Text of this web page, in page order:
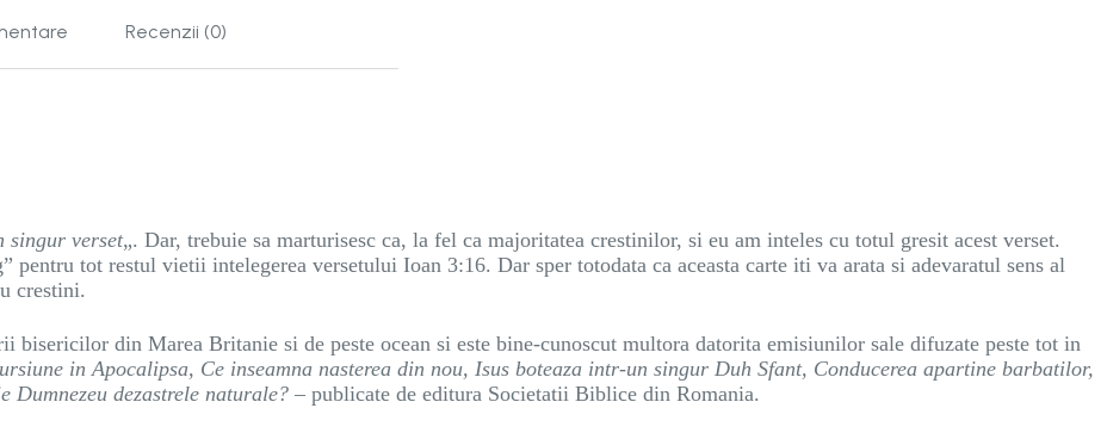
Recenzii (0)
singur verset„. Dar, trebuie sa marturisesc ca, la fel ca majoritatea crestinilor, si eu am inteles cu totul gresit acest verset.
pentru tot restul vietii intelegerea versetului Ioan 3:16. Dar sper totodata ca aceasta carte iti va arata si adevaratul sens al
crestini.
bisericilor din Marea Britanie si de peste ocean si este bine-cunoscut multora datorita emisiunilor sale difuzate peste tot in
in Apocalipsa, Ce inseamna nasterea din nou, Isus boteaza intr-un singur Duh Sfant, Conducerea apartine barbatilor,
dezastrele naturale? – publicate de editura Societatii Biblice din Romania.